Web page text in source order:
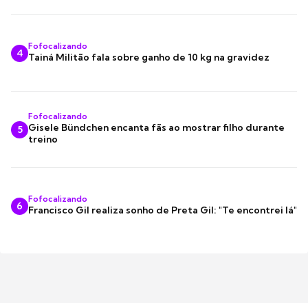
4
Fofocalizando
Tainá Militão fala sobre ganho de 10 kg na gravidez
5
Fofocalizando
Gisele Bündchen encanta fãs ao mostrar filho durante
treino
6
Fofocalizando
Francisco Gil realiza sonho de Preta Gil: "Te encontrei lá"